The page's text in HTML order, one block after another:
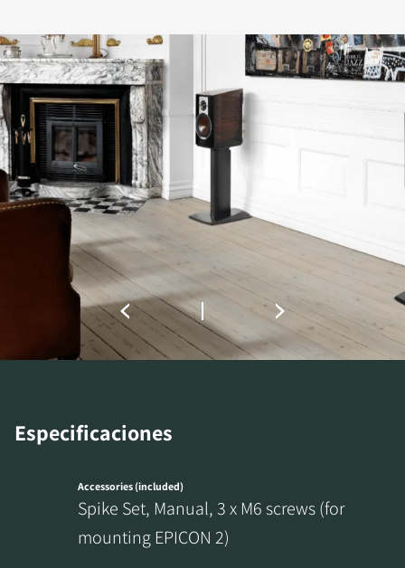
COMPARAR PRODUCTOS
Especificaciones
Accessories (included)
Spike Set, Manual, 3 x M6 screws (for
mounting EPICON 2)